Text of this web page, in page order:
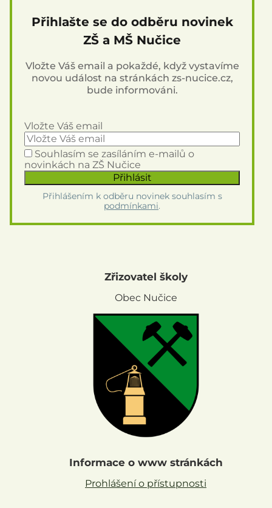
Přihlašte se do odběru novinek
ZŠ a MŠ Nučice
Vložte Váš email a pokaždé, když vystavíme
novou událost na stránkách zs-nucice.cz,
bude informováni.
Vložte Váš email
Souhlasím se zasíláním e-mailů o
novinkách na ZŠ Nučice
Přihlášením k odběru novinek souhlasím s
podmínkami.
Zřizovatel školy
Obec Nučice
Informace o www stránkách
Prohlášení o přístupnosti